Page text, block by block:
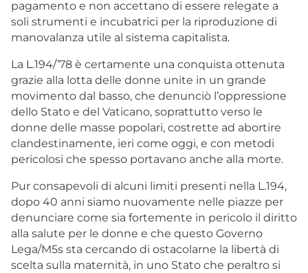
pagamento e non accettano di essere relegate a
soli strumenti e incubatrici per la riproduzione di
manovalanza utile al sistema capitalista.
La L.194/’78 è certamente una conquista ottenuta
grazie alla lotta delle donne unite in un grande
movimento dal basso, che denunciò l’oppressione
dello Stato e del Vaticano, soprattutto verso le
donne delle masse popolari, costrette ad abortire
clandestinamente, ieri come oggi, e con metodi
pericolosi che spesso portavano anche alla morte.
Pur consapevoli di alcuni limiti presenti nella L.194,
dopo 40 anni siamo nuovamente nelle piazze per
denunciare come sia fortemente in pericolo il diritto
alla salute per le donne e che questo Governo
Lega/M5s sta cercando di ostacolarne la libertà di
scelta sulla maternità, in uno Stato che peraltro si